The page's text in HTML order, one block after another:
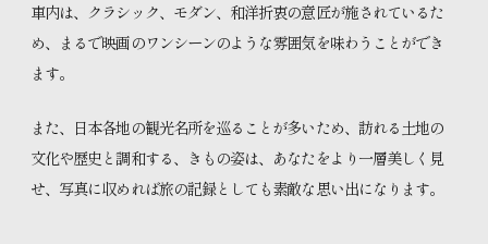
車内は、クラシック、モダン、和洋折衷の意匠が施されているた
め、まるで映画のワンシーンのような雰囲気を味わうことができ
ます。
また、日本各地の観光名所を巡ることが多いため、訪れる土地の
文化や歴史と調和する、きもの姿は、あなたをより一層美しく見
せ、写真に収めれば旅の記録としても素敵な思い出になります。